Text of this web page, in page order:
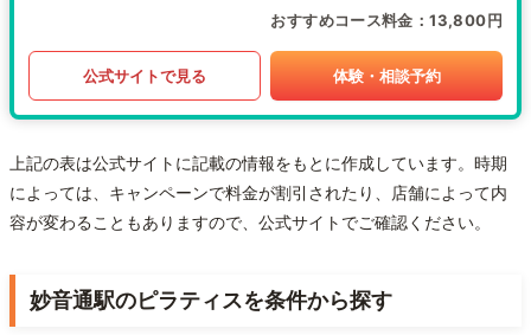
おすすめコース料金 13,800円
公式サイトで見る 体験・相談予約
上記の表は公式サイトに記載の情報をもとに作成しています。時期
によっては、キャンペーンで料金が割引されたり、店舗によって内
容が変わることもありますので、公式サイトでご確認ください。
妙音通駅のピラティスを条件から探す